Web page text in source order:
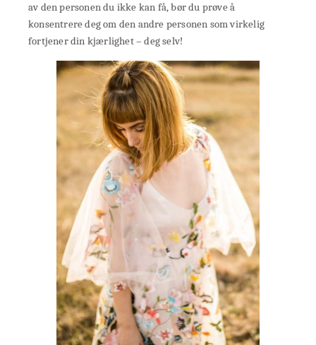
av den personen du ikke kan få, bør du prøve å
konsentrere deg om den andre personen som virkelig
fortjener din kjærlighet – deg selv!